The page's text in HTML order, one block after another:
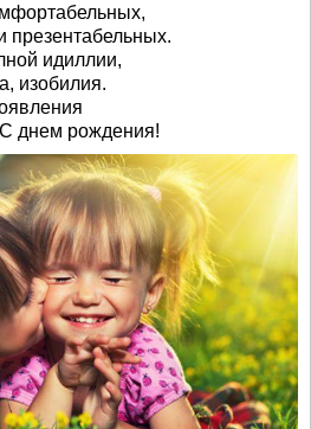
презентабельных.
идиллии,
изобилия.
днем рождения!